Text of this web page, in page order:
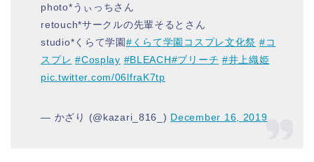
photo*うぃっちさん
retouch*サークルの先輩そるとさん
studio*くらて学園#くらて学園コスプレ文化祭 #コ
スプレ #Cosplay #BLEACH#ブリーチ #井上織姫
pic.twitter.com/06lfraK7tp
— かざり (@kazari_816_) December 16, 2019